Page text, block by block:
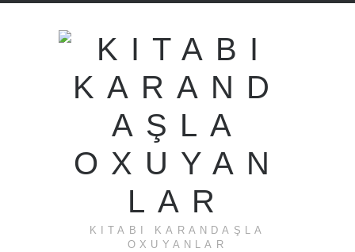
KITABI KARANDAŞLA
OXUYANLAR